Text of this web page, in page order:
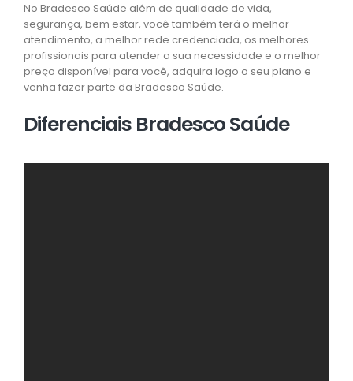
No Bradesco Saúde além de qualidade de vida,
segurança, bem estar, você também terá o melhor
atendimento, a melhor rede credenciada, os melhores
profissionais para atender a sua necessidade e o melhor
preço disponível para você, adquira logo o seu plano e
venha fazer parte da Bradesco Saúde.
Diferenciais Bradesco Saúde